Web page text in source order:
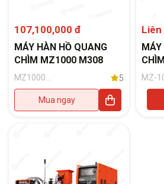
107,100,000 đ
MÁY HÀN HỒ QUANG
CHÌM MZ1000 M308
MZ1000
(M308) (Phụ
kiện đi kèm: Xe
hàn có cáp
5
Mua ngay
Liên
MÁY
MZ-